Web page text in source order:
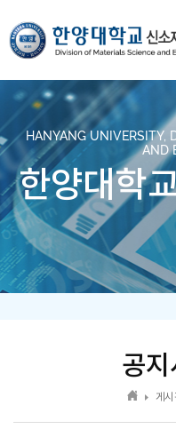
HANYANG UNIVERSITY,
AND
한양대학
공
게